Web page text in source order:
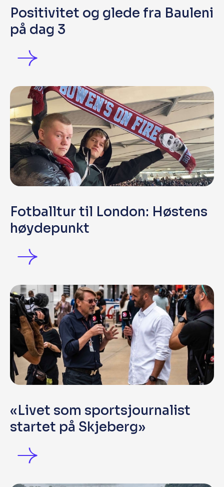
Positivitet og glede fra Bauleni
på dag 3
Fotballtur til London: Høstens
høydepunkt
«Livet som sportsjournalist
startet på Skjeberg»